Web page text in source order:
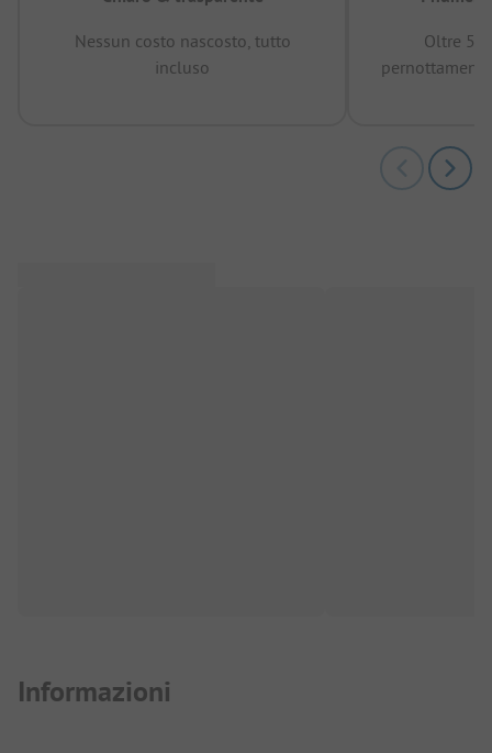
Nessun costo nascosto, tutto
incluso
Oltre
Informazioni